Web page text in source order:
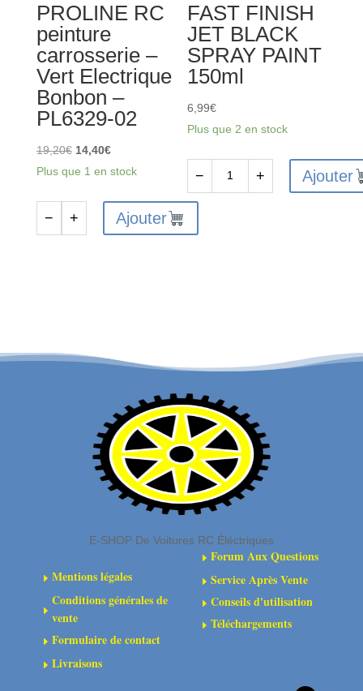
PL6329-
PROLINE RC
peinture
carrosserie –
Vert Electrique
Bonbon –
PL6329-02
19,20€ Le
prix
était :
19,20€.
14,40€Le
prix
est :
14,40€.
Plus que 1 en stock
-
− + Ajouter
FAST FINISH
JET BLACK
SPRAY PAINT
150ml
6,99€
Plus que 2 en stock
de
− + Ajouter
E-SHOP De Voitures RC Éléctriques
EMentions légales
E
Conditions générales de
vente
EFormulaire de contact
ELivraisons
E Forum Aux Questions
E Service Après Vente
E Conseils d'utilisation
E Téléchargements